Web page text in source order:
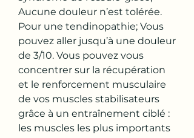
Aucune douleur n’est tolérée.
Pour une tendinopathie; Vous
pouvez aller jusqu’à une douleur
de 3/10. Vous pouvez vous
concentrer sur la récupération
et le renforcement musculaire
de vos muscles stabilisateurs
grâce à un entraînement ciblé :
les muscles les plus importants